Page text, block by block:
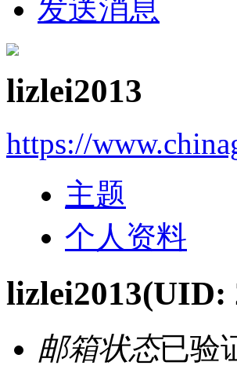
发送消息
lizlei2013
https://
主题
个人资料
lizlei2013(UID:
邮箱状态已验